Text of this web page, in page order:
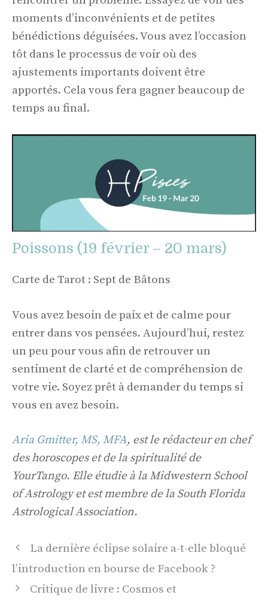
moments d’inconvénients et de petites
bénédictions déguisées. Vous avez l’occasion
tôt dans le processus de voir où des
ajustements importants doivent être
apportés. Cela vous fera gagner beaucoup de
temps au final.
Poissons (19 février – 20 mars)
Carte de Tarot : Sept de Bâtons
Vous avez besoin de paix et de calme pour
entrer dans vos pensées. Aujourd’hui, restez
un peu pour vous afin de retrouver un
sentiment de clarté et de compréhension de
votre vie. Soyez prêt à demander du temps si
vous en avez besoin.
Aria Gmitter, MS, MFA, est le rédacteur en chef
des horoscopes et de la spiritualité de
YourTango. Elle étudie à la Midwestern School
of Astrology et est membre de la South Florida
Astrological Association.
Navigation
des
La dernière éclipse solaire a-t-elle bloqué
l’introduction en bourse de Facebook ?
Critique de livre : Cosmos et